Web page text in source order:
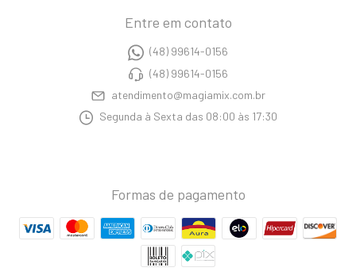
Entre em contato
(48) 99614-0156
(48) 99614-0156
atendimento@magiamix.com.br
Segunda à Sexta das 08:00 às 17:30
Formas de pagamento